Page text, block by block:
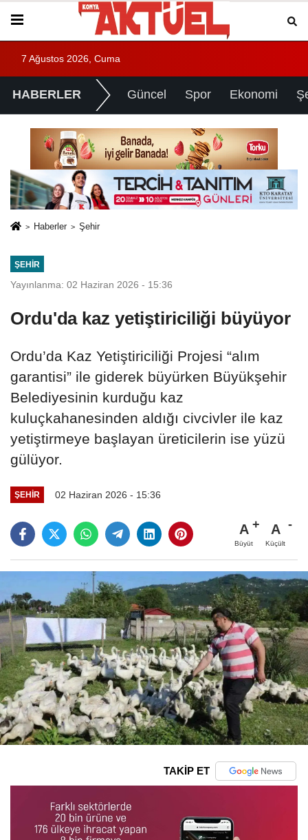
7 Ağustos 2026, Cuma
HABERLER Güncel Spor Ekonomi
Haberler Şehir
ŞEHIR
Yayınlanma: 02 Haziran 2026 - 15:36
Ordu'da kaz yetiştiriciliği büyüyor
Ordu’da Kaz Yetiştiriciliği Projesi “alım
garantisi” ile giderek büyürken Büyükşehir
Belediyesinin kurduğu kaz
kuluçkahanesinden aldığı civcivler ile kaz
yetiştirmeye başlayan üreticilerin ise yüzü
gülüyor.
ŞEHIR 02 Haziran 2026 - 15:36
A
Büyüt
A
Küçült
TAKİP ET